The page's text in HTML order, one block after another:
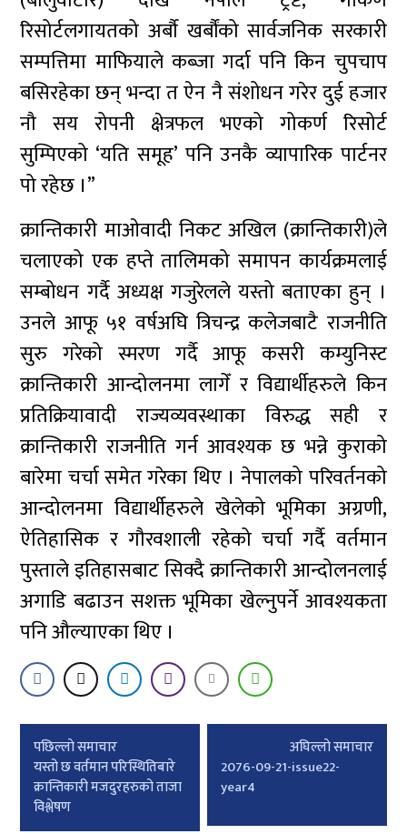
रिसोर्टलगायतको अर्बौ खर्बौंको सार्वजनिक सरकारी
सम्पत्तिमा माफियाले कब्जा गर्दा पनि किन चुपचाप
बसिरहेका छन् भन्दा त ऐन नै संशोधन गरेर दुई हजार
नौ सय रोपनी क्षेत्रफल भएको गोकर्ण रिसोर्ट
सुम्पिएको ‘यति समूह’ पनि उनकै व्यापारिक पार्टनर
पो रहेछ ।”
क्रान्तिकारी माओवादी निकट अखिल (क्रान्तिकारी)ले
चलाएको एक हप्ते तालिमको समापन कार्यक्रमलाई
सम्बोधन गर्दै अध्यक्ष गजुरेलले यस्तो बताएका हुन् ।
उनले आफू ५१ वर्षअघि त्रिचन्द्र कलेजबाटै राजनीति
सुरु गरेको स्मरण गर्दै आफू कसरी कम्युनिस्ट
क्रान्तिकारी आन्दोलनमा लागेँ र विद्यार्थीहरुले किन
प्रतिक्रियावादी राज्यव्यवस्थाका विरुद्ध सही र
क्रान्तिकारी राजनीति गर्न आवश्यक छ भन्ने कुराको
बारेमा चर्चा समेत गरेका थिए । नेपालको परिवर्तनको
आन्दोलनमा विद्यार्थीहरुले खेलेको भूमिका अग्रणी,
ऐतिहासिक र गौरवशाली रहेको चर्चा गर्दै वर्तमान
पुस्ताले इतिहासबाट सिक्दै क्रान्तिकारी आन्दोलनलाई
अगाडि बढाउन सशक्त भूमिका खेल्नुपर्ने आवश्यकता
पनि औल्याएका थिए ।
Post
navigation
पछिल्लाे समाचार
यस्तो छ वर्तमान परिस्थितिबारे
क्रान्तिकारी मजदुरहरुको ताजा
विश्लेषण
अघिल्लाे समाचार
2076-09-21-issue22-
year4